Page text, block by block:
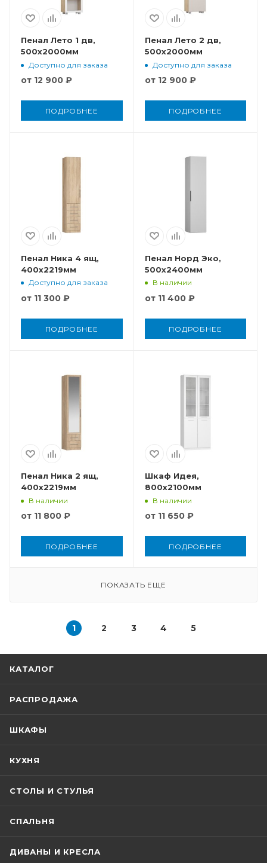
Пенал Лето 1 дв,
500x2000мм
Доступно для заказа
от 12 900 ₽
ПОДРОБНЕЕ
Пенал Лето 2 дв,
500x2000мм
Доступно для заказа
от 12 900 ₽
ПОДРОБНЕЕ
Пенал Ника 4 ящ,
400x2219мм
Доступно для заказа
от 11 300 ₽
ПОДРОБНЕЕ
Пенал Норд Эко,
500x2400мм
В наличии
от 11 400 ₽
ПОДРОБНЕЕ
Пенал Ника 2 ящ,
400x2219мм
В наличии
от 11 800 ₽
ПОДРОБНЕЕ
Шкаф Идея,
800x2100мм
В наличии
от 11 650 ₽
ПОДРОБНЕЕ
ПОКАЗАТЬ ЕЩЕ
1 2 3 4 5
КАТАЛОГ
РАСПРОДАЖА
ШКАФЫ
КУХНЯ
СТОЛЫ И СТУЛЬЯ
СПАЛЬНЯ
ДИВАНЫ И КРЕСЛА